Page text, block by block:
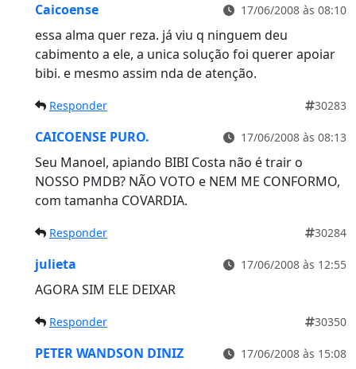
Caicoense 17/06/2008 às 08:10
essa alma quer reza. já viu q ninguem deu
cabimento a ele, a unica solução foi querer apoiar
bibi. e mesmo assim nda de atenção.
Responder 30283
CAICOENSE PURO. 17/06/2008 às 08:13
Seu Manoel, apiando BIBI Costa não é trair o
NOSSO PMDB? NÃO VOTO e NEM ME CONFORMO,
com tamanha COVARDIA.
Responder 30284
julieta 17/06/2008 às 12:55
AGORA SIM ELE DEIXAR
Responder 30350
PETER WANDSON DINIZ 17/06/2008 às 15:08